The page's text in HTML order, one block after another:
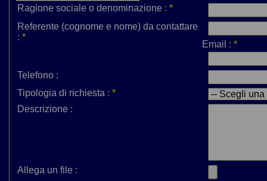
Ragione sociale o denominazione: *
Referente (cognome e nome) da contattare
: *
Email :*
Telefono :
Tipologia di richiesta : *
Descrizione :
Allega un file :